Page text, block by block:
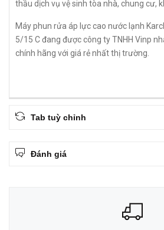
thầu dịch vụ vệ sinh tòa nhà, chung cư,
Máy phun rửa áp lực cao nước lạnh
5/15 C đang được công ty TNHH Vinp
chính hãng với giá rẻ nhất thị trường.
Tab tuỳ chỉnh
Đánh giá